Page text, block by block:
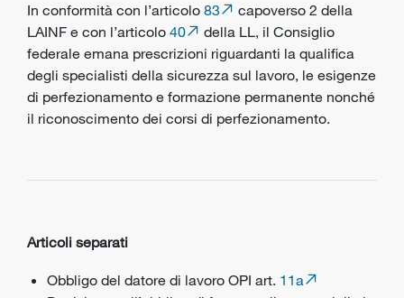
In conformità con l’articolo 83
capoverso 2 della
LAINF e con l’articolo 40
della LL, il Consiglio
federale emana prescrizioni riguardanti la qualifica
degli specialisti della sicurezza sul lavoro, le esigenze
di perfezionamento e formazione permanente nonché
il riconoscimento dei corsi di perfezionamento.
Articoli separati
Obbligo del datore di lavoro OPI art. 11a